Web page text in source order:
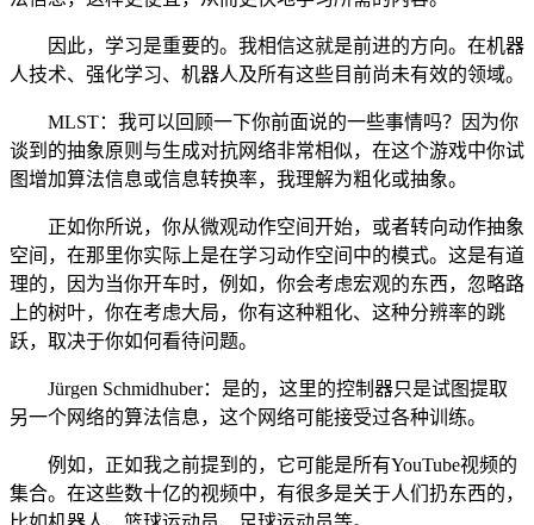
因此，学习是重要的。我相信这就是前进的方向。在机器
人技术、强化学习、机器人及所有这些目前尚未有效的领域。
MLST：我可以回顾一下你前面说的一些事情吗？因为你
谈到的抽象原则与生成对抗网络非常相似，在这个游戏中你试
图增加算法信息或信息转换率，我理解为粗化或抽象。
正如你所说，你从微观动作空间开始，或者转向动作抽象
空间，在那里你实际上是在学习动作空间中的模式。这是有道
理的，因为当你开车时，例如，你会考虑宏观的东西，忽略路
上的树叶，你在考虑大局，你有这种粗化、这种分辨率的跳
跃，取决于你如何看待问题。
Jürgen Schmidhuber：是的，这里的控制器只是试图提取
另一个网络的算法信息，这个网络可能接受过各种训练。
例如，正如我之前提到的，它可能是所有YouTube视频的
集合。在这些数十亿的视频中，有很多是关于人们扔东西的，